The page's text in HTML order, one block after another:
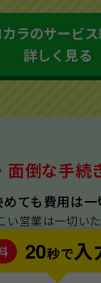
ラのサービ
詳しく見る
面倒な手続
ても費用は
い営業は一切い
20秒で入